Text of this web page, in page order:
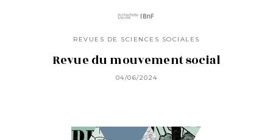
REVUES DE SCIENCES SOCIALES
Revue du mouvement social
04/06/2024